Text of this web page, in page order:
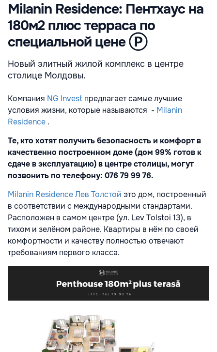
Milanin Residence: Пентхаус на
180м2 плюс терраса по
специальной цене Ⓟ
Новый элитный жилой комплекс в центре
столице Молдовы.
Компания NG Invest предлагает самые лучшие
условия жизни, которые называются - Milanin
Residence .
Те, кто хотят получить безопасность и комфорт в
качественно построенном доме(дом 99% готов к
сдаче в эксплуатацию) в центре столицы, могут
позвонить по телефону: 076 79 99 76.
Milanin Residence Лев Толстой это дом, построенный
в соответствии с международными стандартами.
Расположен в самом центре (ул. Lev Tolstoi 13), в
тихом и зелёном районе. Квартиры в нём по своей
комфортности и качеству полностью отвечают
требованиям первого класса.